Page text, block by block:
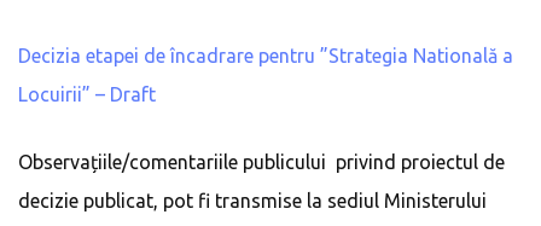
Decizia etapei de încadrare pentru ”Strategia Natională a
Locuirii” – Draft
Observațiile/comentariile publicului privind proiectul de
decizie publicat, pot fi transmise la sediul Ministerului